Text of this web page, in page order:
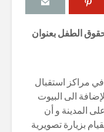
الطفل بعنوان
في مراكز استقبال
الى البيوت
المدينة و أن
بزيارة تصويرية